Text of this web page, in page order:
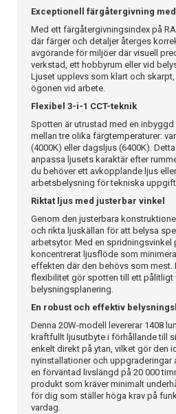
Exceptionell färgåtergivning med
Med ett färgåtergivningsindex på
där färger och detaljer återges
avgörande för miljöer där visuell
verkstad, ett hobbyrum eller vid
Ljuset upplevs som klart och
ögonen vid arbete.
Flexibel 3-i-1 CCT-teknik
Spotten är utrustad med en
mellan tre olika färgtemperaturer:
(4000K) eller dagsljus (6400K).
anpassa ljusets karaktär efter
du behöver ett avkopplande ljus
arbetsbelysning för tekniska
Riktat ljus med justerbar vinkel
Genom den justerbara
och rikta ljuskällan för att belysa
arbetsytor. Med en spridningsvinkel
koncentrerat ljusflöde som
effekten där den behövs som mest.
flexibilitet gör spotten till ett pålitligt
belysningsplanering.
En robust och effektiv
Denna 20W-modell levererar 1408
kraftfullt ljusutbyte i förhållande till
enkelt direkt på ytan, vilket gör den
nyinstallationer och uppgraderingar
en förväntad livslängd på 20 000
produkt som kräver minimalt
för dig som ställer höga krav på
vardag.